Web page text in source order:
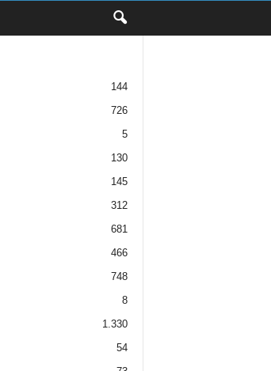
144
726
5
130
145
312
681
466
748
8
1.330
54